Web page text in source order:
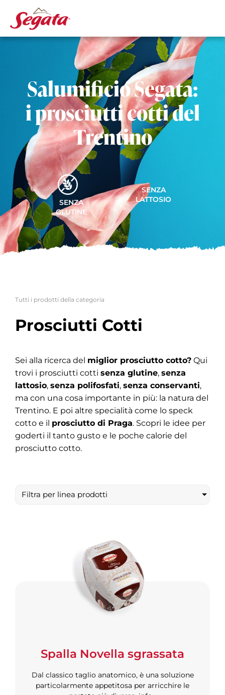
Salumificio Segata:
i prosciutti cotti del
Trentino
SENZA
GLUTINE
SENZA
LATTOSIO
Tutti i prodotti della categoria
Prosciutti Cotti
Sei alla ricerca del miglior prosciutto cotto? Qui
trovi i prosciutti cotti senza glutine, senza
lattosio, senza polifosfati, senza conservanti,
ma con una cosa importante in più: la natura del
Trentino. E poi altre specialità come lo speck
cotto e il prosciutto di Praga. Scopri le idee per
goderti il tanto gusto e le poche calorie del
prosciutto cotto.
Filtra per linea prodotti
Spalla Novella sgrassata
Dal classico taglio anatomico, è una soluzione
particolarmente appetitosa per arricchire le